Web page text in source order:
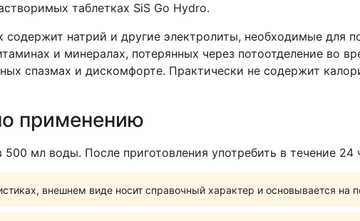
таблетках SiS Go Hydro.
содержит натрий и другие электролиты, необходимые для
и минералах, потерянных через потоотделение во
спазмах и дискомфорте. Практически не содержит
применению
500 мл воды. После приготовления употребить в течение
внешнем виде носит справочный характер и основывается на